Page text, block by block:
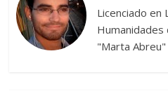
Licenciado en
Humanidades
"Marta Abreu"